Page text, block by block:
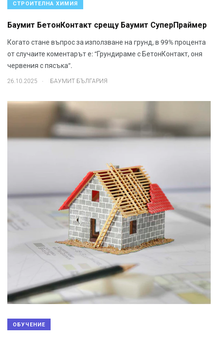
СТРОИТЕЛНА ХИМИЯ
Баумит БетонКонтакт срещу Баумит СуперПраймер
Когато стане въпрос за използване на грунд, в 99% процента
от случаите коментарът е: “Грундираме с БетонКонтакт, оня
червения с пясъка“.
26.10.2025 . БАУМИТ БЪЛГАРИЯ
ОБУЧЕНИЕ